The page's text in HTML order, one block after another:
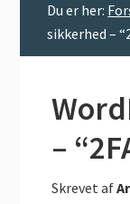
Du er her:
sikkerhed –
–
Skrevet af